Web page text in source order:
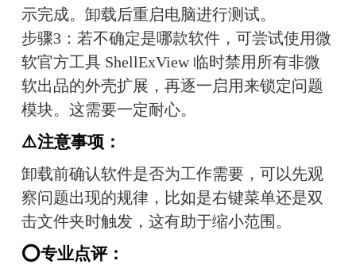
示完成。卸载后重启电脑进行测试。
步骤3：若不确定是哪款软件，可尝试使用微
软官方工具 ShellExView 临时禁用所有非微
软出品的外壳扩展，再逐一启用来锁定问题
模块。这需要一定耐心。
⚠️注意事项：
卸载前确认软件是否为工作需要，可以先观
察问题出现的规律，比如是右键菜单还是双
击文件夹时触发，这有助于缩小范围。
⭕专业点评：